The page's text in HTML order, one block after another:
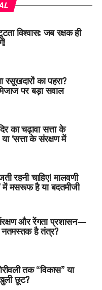
विश्वास: जब रक्षक ही
का पहरा?
पर बड़ा सवाल
का चढ़ावा सत्ता के
‘सत्ता के संरक्षण में
रहनी चाहिए! मालवणी
में मसरूफ है या बदतमीजी
और रेंगता प्रशासन—
है तंत्र?
तक “विकास” या
छूट?